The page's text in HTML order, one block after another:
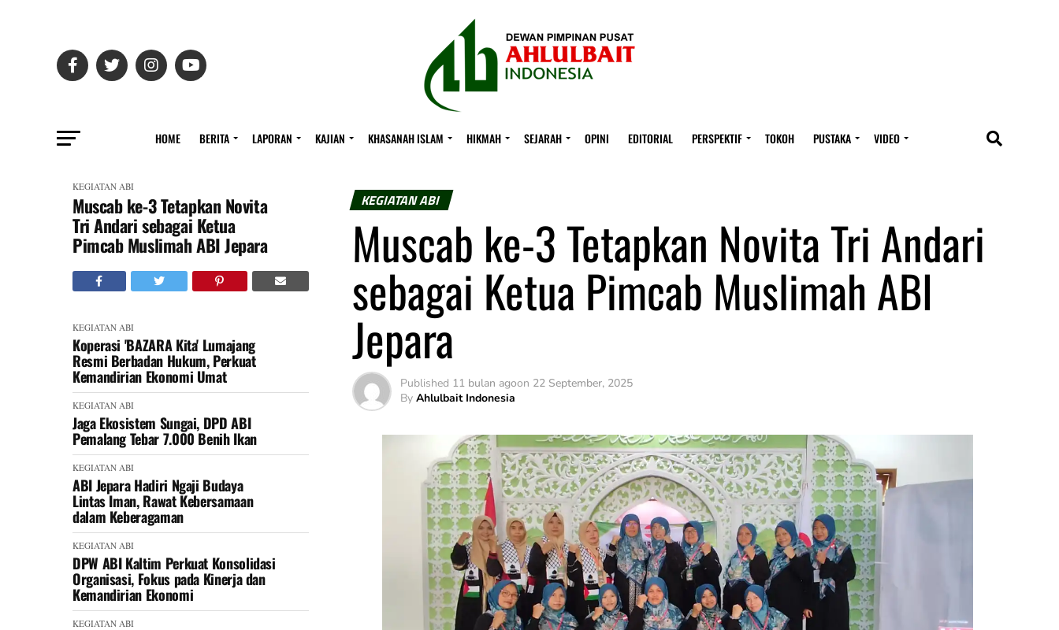
HOME BERITA LAPORAN KAJIAN KHASANAH ISLAM HIKMAH SEJARAH OPINI EDITORIAL PERSPEKTIF TOKOH PUSTAKA VIDEO
KEGIATAN ABI
Muscab ke-3 Tetapkan Novita
Tri Andari sebagai Ketua
Pimcab Muslimah ABI Jepara
KEGIATAN ABI
Koperasi 'BAZARA Kita' Lumajang
Resmi Berbadan Hukum, Perkuat
Kemandirian Ekonomi Umat
KEGIATAN ABI
Jaga Ekosistem Sungai, DPD ABI
Pemalang Tebar 7.000 Benih Ikan
KEGIATAN ABI
ABI Jepara Hadiri Ngaji Budaya
Lintas Iman, Rawat Kebersamaan
dalam Keberagaman
KEGIATAN ABI
DPW ABI Kaltim Perkuat Konsolidasi
Organisasi, Fokus pada Kinerja dan
Kemandirian Ekonomi
KEGIATAN ABI
KEGIATAN ABI
Muscab ke-3 Tetapkan Novita Tri Andari
sebagai Ketua Pimcab Muslimah ABI
Jepara
Published 11 bulan agoon 22 September, 2025
By Ahlulbait Indonesia